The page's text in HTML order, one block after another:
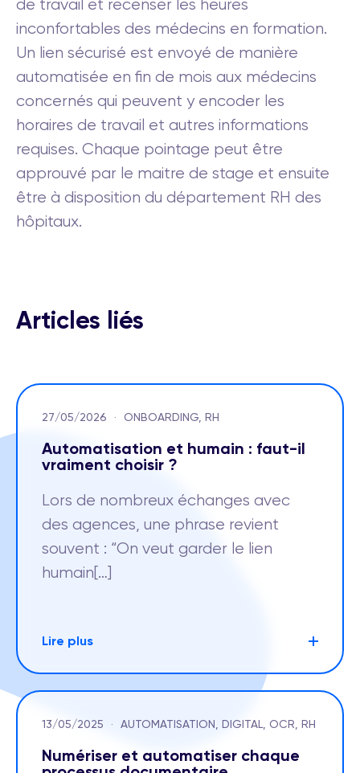
de travail et recenser les heures
inconfortables des médecins en formation.
Un lien sécurisé est envoyé de manière
automatisée en fin de mois aux médecins
concernés qui peuvent y encoder les
horaires de travail et autres informations
requises. Chaque pointage peut être
approuvé par le maitre de stage et ensuite
être à disposition du département RH des
hôpitaux.
Articles liés
27/05/2026 · ONBOARDING, RH
Automatisation et humain : faut-il
vraiment choisir ?
Lors de nombreux échanges avec
des agences, une phrase revient
souvent : “On veut garder le lien
humain[…]
Lire plus
13/05/2025 · AUTOMATISATION, DIGITAL, OCR, RH
Numériser et automatiser chaque